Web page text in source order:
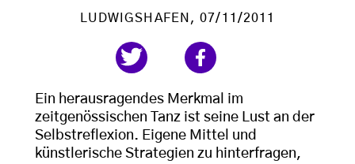
LUDWIGSHAFEN , 07/11/2011
Ein herausragendes Merkmal im
zeitgenössischen Tanz ist seine Lust an der
Selbstreflexion. Eigene Mittel und
künstlerische Strategien zu hinterfragen,